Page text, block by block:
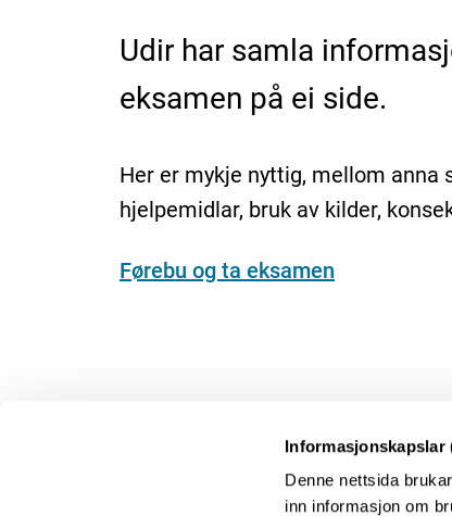
Informasjonskapslar
Denne nettsida
inn informasjon om
Udir har samla
eksamen på ei side.
Her er mykje nyttig, mellom
hjelpemidlar, bruk av kilder,
Førebu og ta eksamen